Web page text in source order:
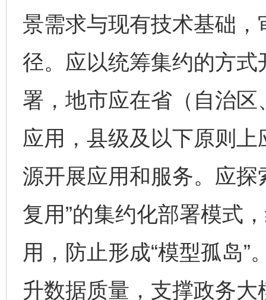
景需求与现有技术基础
径。应以统筹集约的方
署，地市应在省（自治
应用，县级及以下原则
源开展应用和服务。应探
复用”的集约化部署模式
用，防止形成“模型孤岛
升数据质量，支撑政务